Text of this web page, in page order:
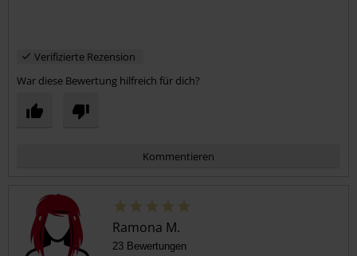
Verifizierte Rezension
War diese Bewertung hilfreich für dich?
Kommentieren
Ramona M.
23 Bewertungen